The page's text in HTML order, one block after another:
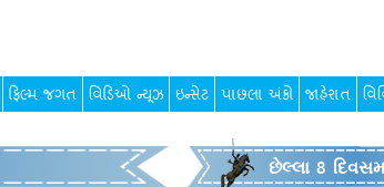
ફિલ્મ જગત વિડિઓ ન્યૂઝ ઇન્સેટ પાછલા અંકો જાહેરાત
છેલ્લા 8